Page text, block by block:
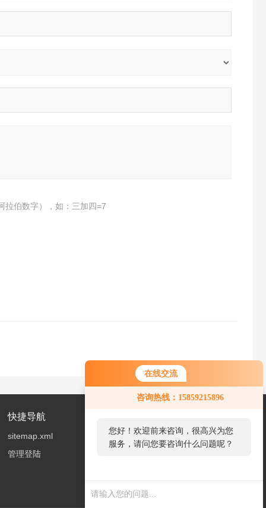
在线交流
咨询热线：15859215896
您好！欢迎前来咨询，很高兴为您
服务，请问您要咨询什么问题呢？
您好，看您停留很久了，是否找到
了需求产品，您可以直接在线与我
拉伯数字），如：三加四=7
快捷导航
sitemap.xml
管理登陆